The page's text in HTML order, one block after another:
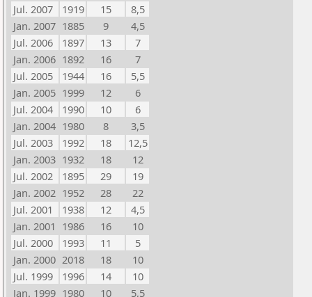
Jul. 2007
1919 15
8,5
Jan. 2007 1885 9
4,5
Jul. 2006
1897 13
7
Jan. 2006 1892 16
7
Jul. 2005
1944 16
5,5
Jan. 2005 1999 12
6
Jul. 2004
1990 10
6
Jan. 2004 1980 8
3,5
Jul. 2003
1992 18
12,5
Jan. 2003 1932 18
12
Jul. 2002
1895 29
19
Jan. 2002 1952 28
22
Jul. 2001
1938 12
4,5
Jan. 2001 1986 16
10
Jul. 2000
1993 11
5
Jan. 2000 2018 18
10
Jul. 1999
1996 14
10
Jan. 1999 1980 10
5,5